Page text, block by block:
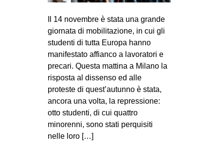
Il 14 novembre è stata una grande
giornata di mobilitazione, in cui gli
studenti di tutta Europa hanno
manifestato affianco a lavoratori e
precari. Questa mattina a Milano la
risposta al dissenso ed alle
proteste di quest’autunno è stata,
ancora una volta, la repressione:
otto studenti, di cui quattro
minorenni, sono stati perquisiti
nelle loro […]